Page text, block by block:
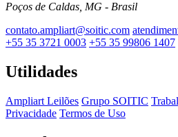
Poços de Caldas, MG - Brasil
contato.ampliart@soitic.com
+55 35 3721 0003 +55 35 99806 1407
Utilidades
Ampliart Leilões Grupo SOITIC
Privacidade Termos de Uso